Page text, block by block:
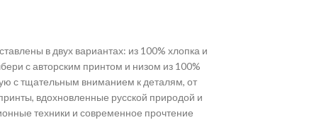
в двух вариантах: из 100% хлопка и
с авторским принтом и низом из 100%
с тщательным вниманием к деталям, от
вдохновленные русской природой и
техники и современное прочтение